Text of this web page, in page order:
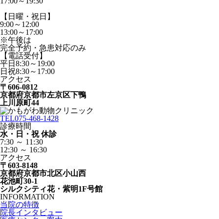
【日曜・祝日】
9:00～12:00
13:00～17:00
※午後は
完全予約・急患対応のみ
【電話受付】
平日8:30～19:00
日祝8:30～17:00
アクセス
〒606-0812
京都府京都市左京区下鴨
上川原町44
TEL075-468-1428
診療時間
水・日・祝 休診
7:30 ～ 11:30
12:30 ～ 16:30
アクセス
〒603-8148
京都府京都市北区小山西
花池町30-1
シルクシティ花・紫明1F号館
INFORMATION
当院の特徴
院長インタビュー